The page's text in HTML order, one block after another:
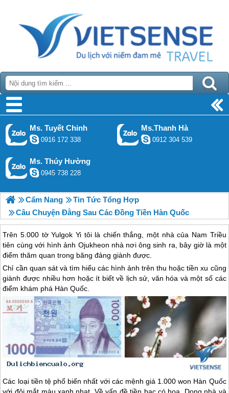
Ms. Tuyết Chinh
0916 172 338
Ms.Thanh Hà
0912 304 539
Ms. Thúy Hường
0945 738 228
Cẩm Nang
Tin Tức Tổng Hợp
Câu Chuyện Đằng Sau Các Đồng Tiền Hàn Quốc
Trên 5.000 tờ Yulgok Yi tôi là chiến thắng, một nhà của Nam Triều
tiên cùng với hình ảnh Ojukheon nhà nơi ông sinh ra, bây giờ là một
điểm thăm quan trong băng đảng giành được.
Chỉ cần quan sát và tìm hiểu các hình ảnh trên thu hoặc tiền xu cũng
giành được nhiều hơn hoặc ít biết về lịch sử, văn hóa và một số các
điểm khám phá Hàn Quốc.
Các loại tiền tệ phổ biến nhất với các mệnh giá 1.000 won Hàn Quốc
với đôi mắt màu xanh nhạt. Về vấn đề tiền bạc có hoa, Dong nhà và